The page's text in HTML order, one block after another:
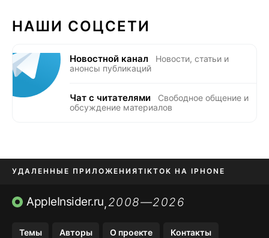
НАШИ СОЦСЕТИ
Новостной канал
Новости, статьи и
анонсы публикаций
Чат с читателями
Свободное общение и
обсуждение материалов
УДАЛЕННЫЕ ПРИЛОЖЕНИЯTIKTOK НА IPHONE
ПРИЛОЖЕНИЯ БЕЗ APP STORE
AppleInsider.ru,2008—2026
Темы Авторы О проекте Контакты